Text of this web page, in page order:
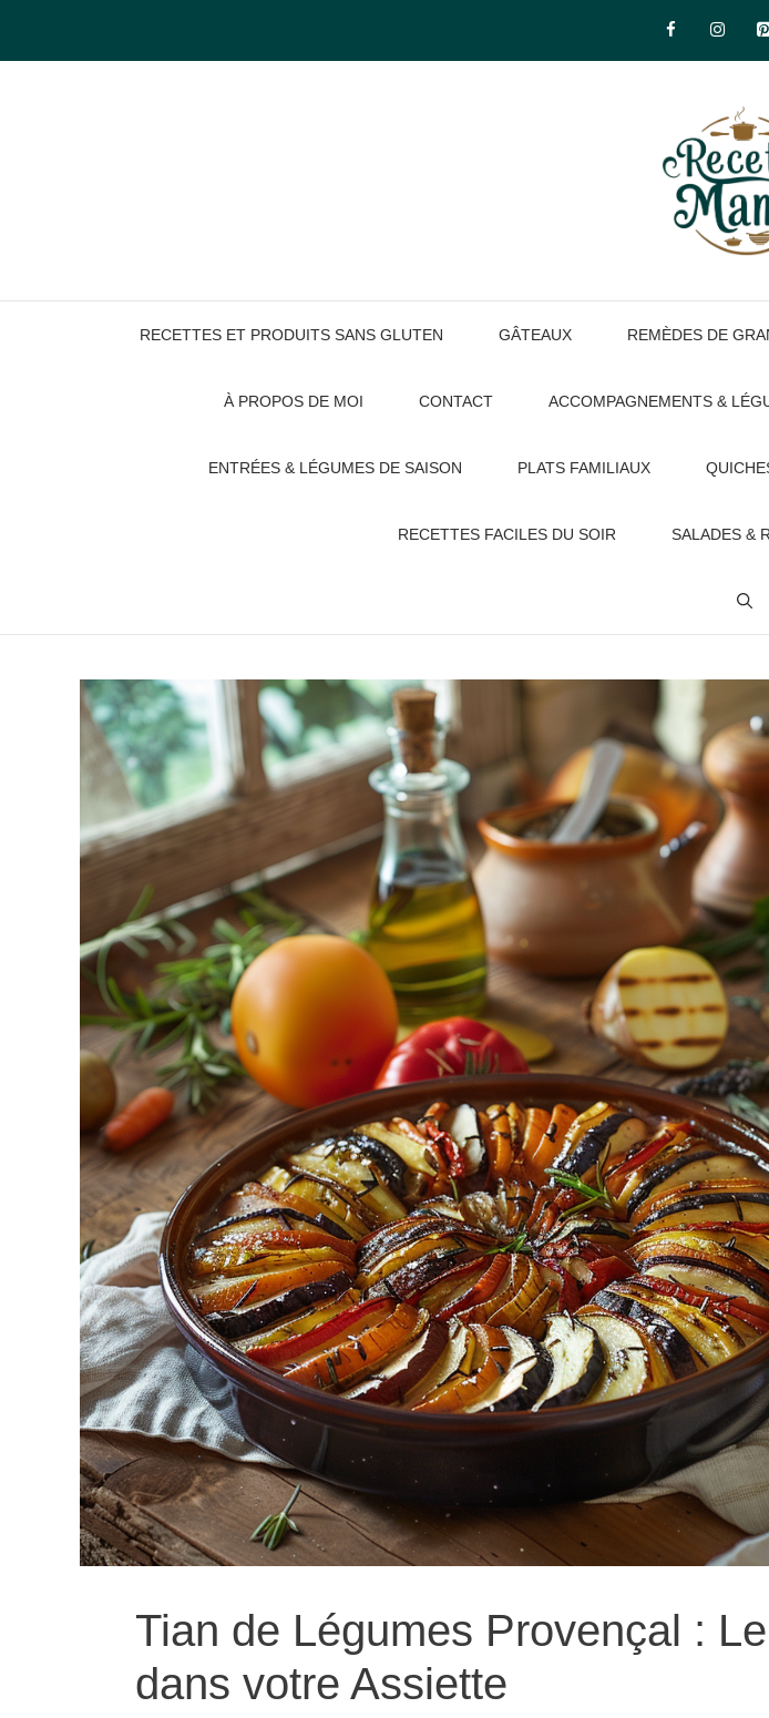
content
RECETTES ET PRODUITS SANS GLUTEN GÂTEAUX REMÈDES DE
À PROPOS DE MOI CONTACT ACCOMPAGNEMENTS &
ENTRÉES & LÉGUMES DE SAISON PLATS FAMILIAUX
RECETTES FACILES DU SOIR SALADES &
Tian de Légumes Provençal :
dans votre Assiette